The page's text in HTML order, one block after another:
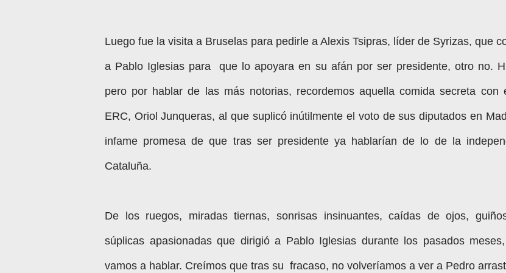
Luego fue la visita a Bruselas para pedirle a Alexis Tsipras, líder de Syrizas, que
a Pablo Iglesias para que lo apoyara en su afán por ser presidente, otro no.
pero por hablar de las más notorias, recordemos aquella comida secreta con
ERC, Oriol Junqueras, al que suplicó inútilmente el voto de sus diputados en
infame promesa de que tras ser presidente ya hablarían de lo de la
Cataluña.
De los ruegos, miradas tiernas, sonrisas insinuantes, caídas de ojos,
súplicas apasionadas que dirigió a Pablo Iglesias durante los pasados
vamos a hablar. Creímos que tras su fracaso, no volveríamos a ver a Pedro